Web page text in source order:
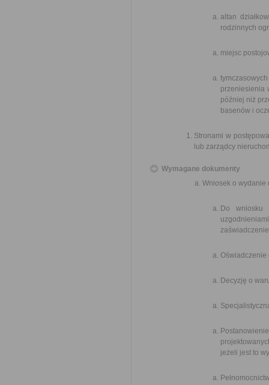
altan
rodzinnych
miejsc
przeniesienia
później niż
basenów i
Stronami w
lub zarządcy
Wymagane dokumenty
Wniosek o wydanie
Do wniosku
Oświadczenie
Decyzję o
jeżeli jest to